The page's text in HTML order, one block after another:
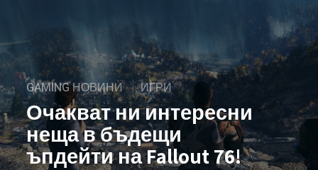
GAMING НОВИНИ ИГРИ
Очакват ни интересни
неща в бъдещи
ъпдейти на Fallout 76!